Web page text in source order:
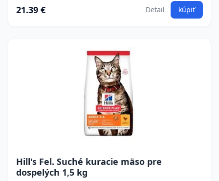
21.39 € Detail kúpiť
Hill's Fel. Suché kuracie mäso pre
dospelých 1,5 kg